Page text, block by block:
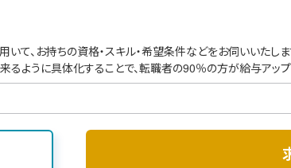
て、お持ちの資格・スキル・希望条件などをお伺いいたしま
るように具体化することで、転職者の90％の方が給与アップ